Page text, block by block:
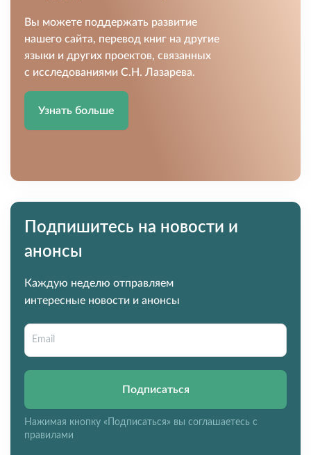
Вы можете поддержать развитие
нашего сайта, перевод книг на другие
языки и других проектов, связанных
с исследованиями С.Н. Лазарева.
Узнать больше
Подпишитесь на новости и
анонсы
Каждую неделю отправляем
интересные новости и анонсы
Подписаться
Нажимая кнопку «Подписаться» вы соглашаетесь с
правилами